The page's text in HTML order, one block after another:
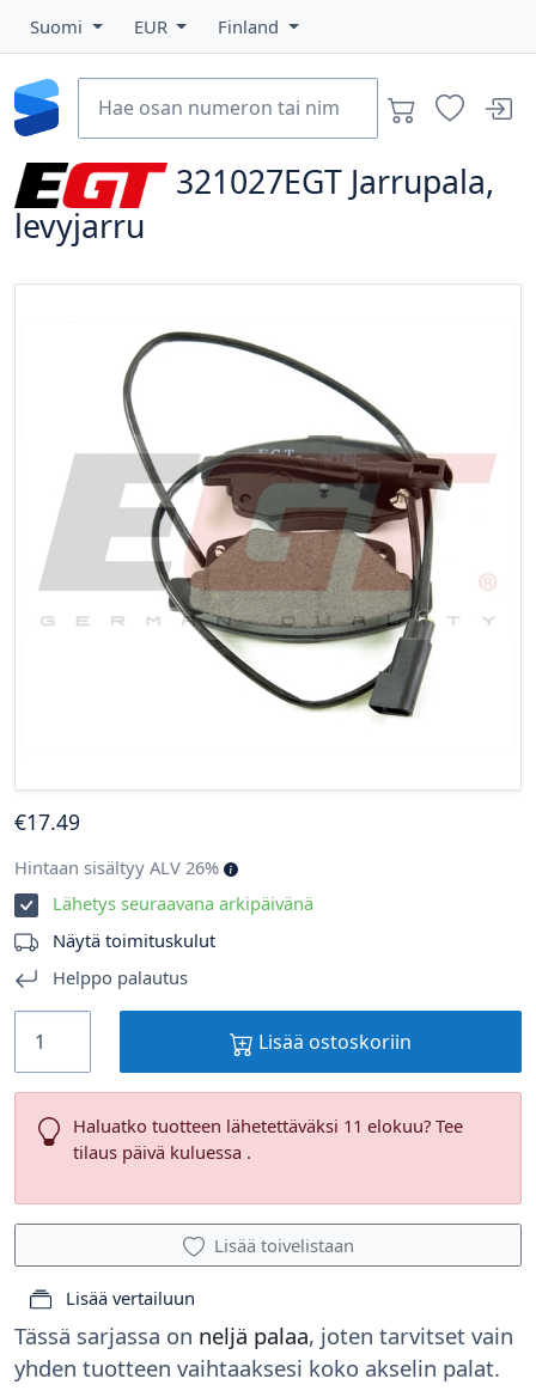
Suomi EUR Finland
321027EGT Jarrupala,
levyjarru
Tässä sarjassa on neljä palaa, joten tarvitset vain
yhden tuotteen vaihtaaksesi koko akselin palat.
€17.49
Hintaan sisältyy ALV 26%
Lähetys seuraavana arkipäivänä
Näytä toimituskulut
Helppo palautus
Lisää ostoskoriin
Haluatko tuotteen lähetettäväksi 11 elokuu? Tee
tilaus päivä kuluessa .
Lisää toivelistaan
Lisää vertailuun